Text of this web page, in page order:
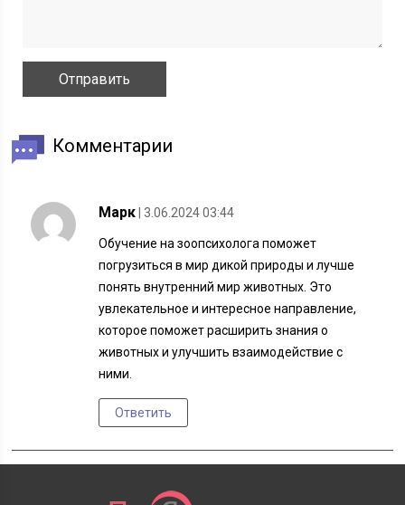
Комментарии
Марк | 3.06.2024 03:44
Обучение на зоопсихолога поможет
погрузиться в мир дикой природы и лучше
понять внутренний мир животных. Это
увлекательное и интересное направление,
которое поможет расширить знания о
животных и улучшить взаимодействие с
ними.
Ответить